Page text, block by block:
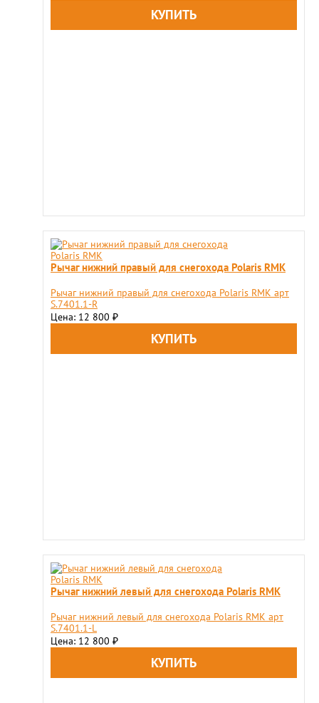
Рычаг нижний правый для снегохода Polaris RMK
Рычаг нижний правый для снегохода Polaris RMK арт
S.7401.1-R
Цена: 12 800 ₽
Рычаг нижний левый для снегохода Polaris RMK
Рычаг нижний левый для снегохода Polaris RMK арт
S.7401.1-L
Цена: 12 800 ₽